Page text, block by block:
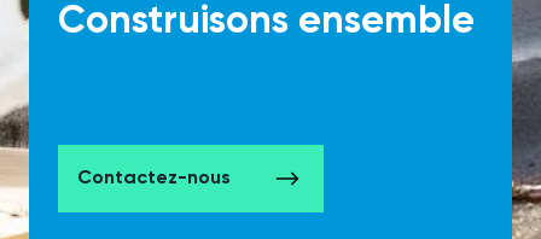
Construisons ensemble
Contactez-nous